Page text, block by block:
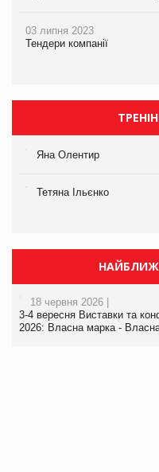
03 липня 2023
Тендери компанії
Яна Олентир
Тетяна Ільєнко
18 червня 2026 |
3-4 вересня Виставки та
2026: Власна марка -